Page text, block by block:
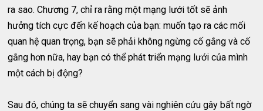
ra sao. Chương 7, chỉ ra rằng một mạng lưới tốt sẽ ảnh
hưởng tích cực đến kế hoạch của bạn: muốn tạo ra các mối
quan hệ quan trọng, bạn sẽ phải không ngừng cố gắng và cố
gắng hơn nữa, hay bạn có thể phát triển mạng lưới của mình
một cách bị động?
Sau đó, chúng ta sẽ chuyển sang vài nghiên cứu gây bất ngờ